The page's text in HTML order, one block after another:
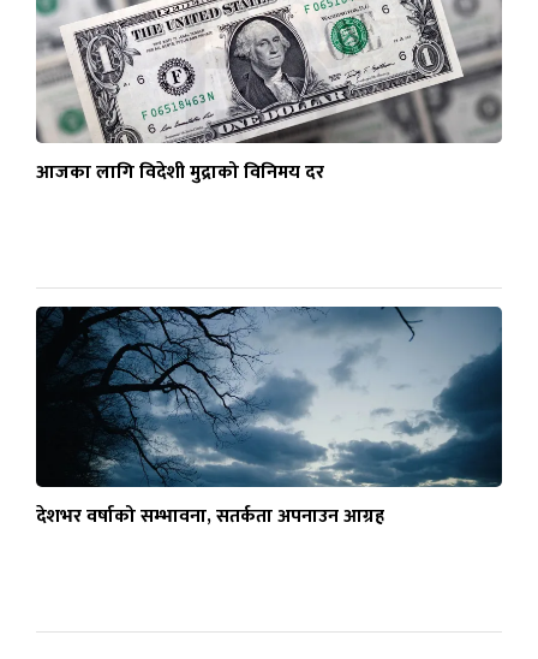
आजका लागि विदेशी मुद्राको विनिमय दर
देशभर वर्षाको सम्भावना, सतर्कता अपनाउन आग्रह